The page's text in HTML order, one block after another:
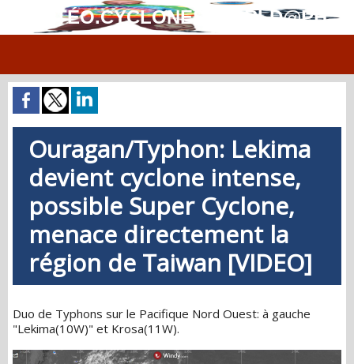
MÉTÉO.CYCLONES.WORLD@PH
Ouragan/Typhon: Lekima
devient cyclone intense,
possible Super Cyclone,
menace directement la
région de Taiwan [VIDEO]
Duo de Typhons sur le Pacifique Nord Ouest: à gauche
"Lekima(10W)" et Krosa(11W).